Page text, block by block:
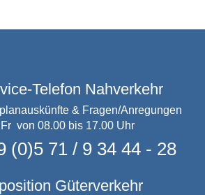
Telefon Nahverkehr
& Fragen/Anregungen
Fr von 08.00 bis 17.00 Uhr
(0)5 71 / 9 34 44 - 28
Güterverkehr